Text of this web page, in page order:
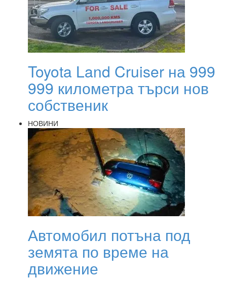
Toyota Land Cruiser на 999
999 километра търси нов
собственик
НОВИНИ
Автомобил потъна под
земята по време на
движение